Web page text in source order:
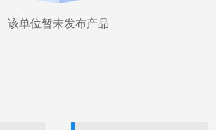
该单位暂未发布产品